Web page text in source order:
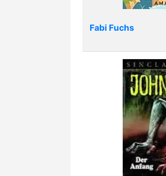
Fabi Fuchs